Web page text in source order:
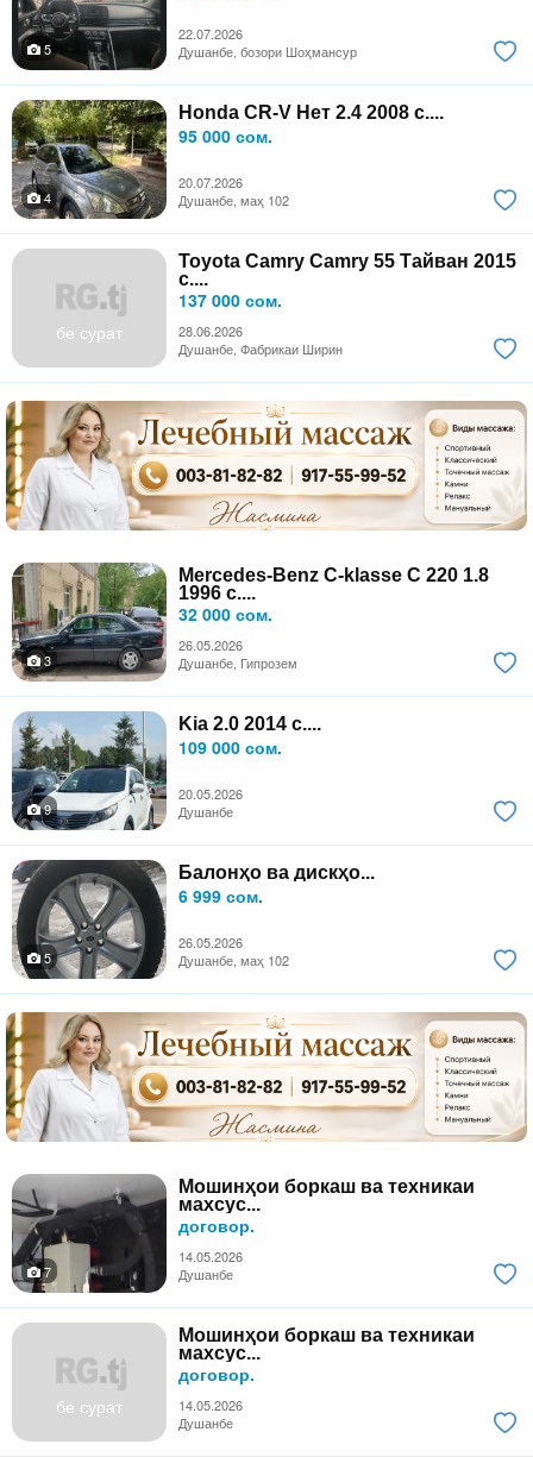
22.07.2026
5
Душанбе, бозори Шоҳмансур
Honda CR-V Нет 2.4 2008 с....
95 000 сом.
20.07.2026
4
Душанбе, маҳ 102
бе сурат
Toyota Camry Camry 55 Тайван 2015
с....
137 000 сом.
28.06.2026
Душанбе, Фабрикаи Ширин
Mercedes-Benz C-klasse C 220 1.8
1996 с....
32 000 сом.
26.05.2026
3
Душанбе, Гипрозем
Kia 2.0 2014 с....
109 000 сом.
20.05.2026
9
Душанбе
Балонҳо ва дискҳо...
6 999 сом.
26.05.2026
5
Душанбе, маҳ 102
Мошинҳои боркаш ва техникаи
махсус...
договор.
14.05.2026
7
Душанбе
бе сурат
Мошинҳои боркаш ва техникаи
махсус...
договор.
14.05.2026
Душанбе